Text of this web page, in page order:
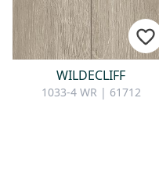
WILDECLIFF
1033-4 WR | 61712